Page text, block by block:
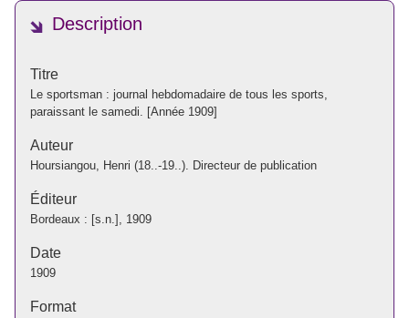
Description
Titre
Le sportsman : journal hebdomadaire de tous les sports,
paraissant le samedi. [Année 1909]
Auteur
Hoursiangou, Henri (18..-19..). Directeur de publication
Éditeur
Bordeaux : [s.n.], 1909
Date
1909
Format